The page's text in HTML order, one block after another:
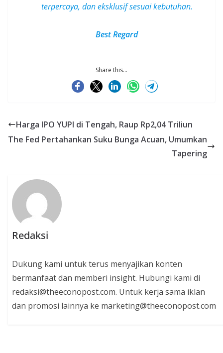
terpercaya, daneksklusifsesuai kebutuhan.
Best Regard
Share this...
Harga IPO YUPI di Tengah, Raup Rp2,04 Triliun
The Fed Pertahankan Suku Bunga Acuan, Umumkan
Tapering
Redaksi
Dukung kami untuk terus menyajikan konten
bermanfaat dan memberi insight. Hubungi kami di
redaksi@theeconopost.com. Untuk kerja sama iklan
dan promosi lainnya ke marketing@theeconopost.com